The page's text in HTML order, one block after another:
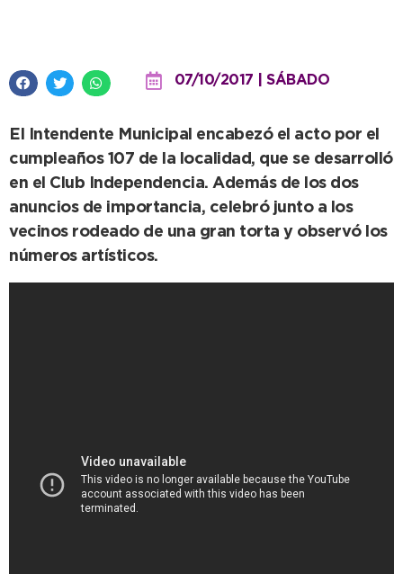
07/10/2017 | SÁBADO
El Intendente Municipal encabezó el acto por el
cumpleaños 107 de la localidad, que se desarrolló
en el Club Independencia. Además de los dos
anuncios de importancia, celebró junto a los
vecinos rodeado de una gran torta y observó los
números artísticos.